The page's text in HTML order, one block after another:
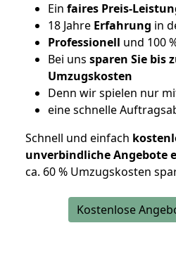
Ein faires Preis-
18 Jahre Erfahrung in
Professionell und 100
Bei uns sparen Sie bis
Umzugskosten
Denn wir spielen nur
eine schnelle
Schnell und einfach
unverbindliche Angebote
ca. 60 % Umzugskosten
Kostenlose